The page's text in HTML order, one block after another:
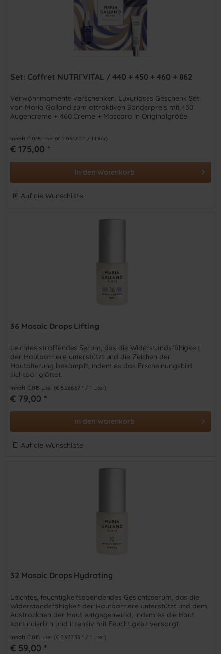
Set: Coffret NUTRI`VITAL / 440 + 450 + 460 + 862
Verwöhnmomente verschenken. Luxuriöses Geschenk Set
von Maria Galland zum attraktiven Sonderpreis mit 450
Augencreme + 460 Creme + Mascara in Originalgröße.
Inhalt 0.085 Liter (€ 2.058,82 * / 1 Liter)
€ 175,00 *
In den Warenkorb
Auf die Wunschliste
36 Mosaic Drops Lifting
Leichtes straffendes Serum, das die Widerstandsfähigkeit
der Hautbarriere unterstützt und die Zeichen der
Hautalterung bekämpft, indem es das Erscheinungsbild
sichtbar glättet.
Inhalt 0.015 Liter (€ 5.266,67 * / 1 Liter)
€ 79,00 *
In den Warenkorb
Auf die Wunschliste
32 Mosaic Drops Hydrating
Leichtes, feuchtigkeitsspendendes Gesichtsserum, das die
Widerstandsfähigkeit der Hautbarriere unterstützt und dem
Austrocknen der Haut entgegenwirkt, indem es die Haut
kontinuierlich und intensiv mit Feuchtigkeit versorgt.
Inhalt 0.015 Liter (€ 3.933,33 * / 1 Liter)
€ 59,00 *